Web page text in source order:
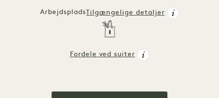
ArbejdspladsTilgængelige detaljer
Fordele ved suiter